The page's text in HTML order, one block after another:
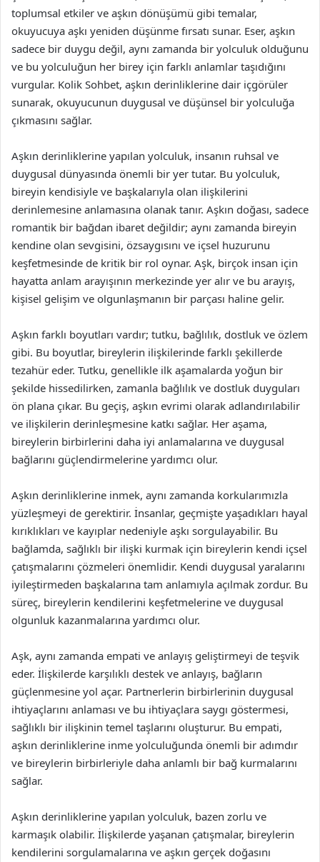
toplumsal etkiler ve aşkın dönüşümü gibi temalar,
okuyucuya aşkı yeniden düşünme fırsatı sunar. Eser, aşkın
sadece bir duygu değil, aynı zamanda bir yolculuk olduğunu
ve bu yolculuğun her birey için farklı anlamlar taşıdığını
vurgular. Kolik Sohbet, aşkın derinliklerine dair içgörüler
sunarak, okuyucunun duygusal ve düşünsel bir yolculuğa
çıkmasını sağlar.
Aşkın derinliklerine yapılan yolculuk, insanın ruhsal ve
duygusal dünyasında önemli bir yer tutar. Bu yolculuk,
bireyin kendisiyle ve başkalarıyla olan ilişkilerini
derinlemesine anlamasına olanak tanır. Aşkın doğası, sadece
romantik bir bağdan ibaret değildir; aynı zamanda bireyin
kendine olan sevgisini, özsaygısını ve içsel huzurunu
keşfetmesinde de kritik bir rol oynar. Aşk, birçok insan için
hayatta anlam arayışının merkezinde yer alır ve bu arayış,
kişisel gelişim ve olgunlaşmanın bir parçası haline gelir.
Aşkın farklı boyutları vardır; tutku, bağlılık, dostluk ve özlem
gibi. Bu boyutlar, bireylerin ilişkilerinde farklı şekillerde
tezahür eder. Tutku, genellikle ilk aşamalarda yoğun bir
şekilde hissedilirken, zamanla bağlılık ve dostluk duyguları
ön plana çıkar. Bu geçiş, aşkın evrimi olarak adlandırılabilir
ve ilişkilerin derinleşmesine katkı sağlar. Her aşama,
bireylerin birbirlerini daha iyi anlamalarına ve duygusal
bağlarını güçlendirmelerine yardımcı olur.
Aşkın derinliklerine inmek, aynı zamanda korkularımızla
yüzleşmeyi de gerektirir. İnsanlar, geçmişte yaşadıkları hayal
kırıklıkları ve kayıplar nedeniyle aşkı sorgulayabilir. Bu
bağlamda, sağlıklı bir ilişki kurmak için bireylerin kendi içsel
çatışmalarını çözmeleri önemlidir. Kendi duygusal yaralarını
iyileştirmeden başkalarına tam anlamıyla açılmak zordur. Bu
süreç, bireylerin kendilerini keşfetmelerine ve duygusal
olgunluk kazanmalarına yardımcı olur.
Aşk, aynı zamanda empati ve anlayış geliştirmeyi de teşvik
eder. İlişkilerde karşılıklı destek ve anlayış, bağların
güçlenmesine yol açar. Partnerlerin birbirlerinin duygusal
ihtiyaçlarını anlaması ve bu ihtiyaçlara saygı göstermesi,
sağlıklı bir ilişkinin temel taşlarını oluşturur. Bu empati,
aşkın derinliklerine inme yolculuğunda önemli bir adımdır
ve bireylerin birbirleriyle daha anlamlı bir bağ kurmalarını
sağlar.
Aşkın derinliklerine yapılan yolculuk, bazen zorlu ve
karmaşık olabilir. İlişkilerde yaşanan çatışmalar, bireylerin
kendilerini sorgulamalarına ve aşkın gerçek doğasını